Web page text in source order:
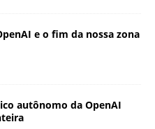
e o fim da nossa zona
autônomo da OpenAI